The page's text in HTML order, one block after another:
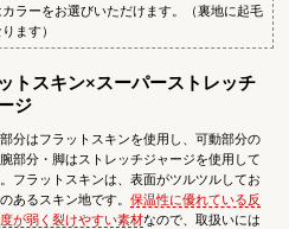
ラーをお選びいただけます。（裏地に起毛
ます）
トスキン×スーパーストレッチ
ジ
分はフラットスキンを使用し、可動部分の
部分・脚はストレッチジャージを使用して
フラットスキンは、表面がツルツルしてお
あるスキン地です。保温性に優れている反
が弱く裂けやすい素材なので、取扱いには